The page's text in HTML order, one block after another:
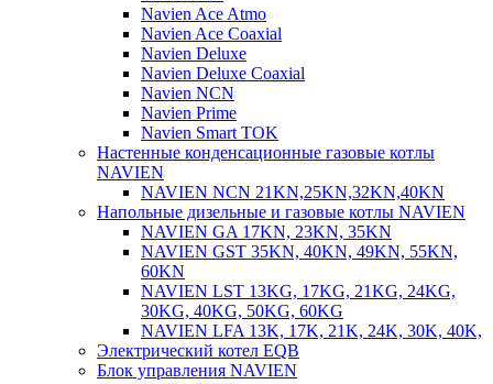
Navien Ace Atmo
Navien Ace Coaxial
Navien Deluxe
Navien Deluxe Coaxial
Navien NCN
Navien Prime
Navien Smart TOK
Настенные конденсационные газовые котлы
NAVIEN
NAVIEN NCN 21KN,25KN,32KN,40KN
Напольные дизельные и газовые котлы NAVIEN
NAVIEN GA 17KN, 23KN, 35KN
NAVIEN GST 35KN, 40KN, 49KN, 55KN,
60KN
NAVIEN LST 13KG, 17KG, 21KG, 24KG,
30KG, 40KG, 50KG, 60KG
NAVIEN LFA 13K, 17K, 21K, 24K, 30K, 40K,
Электрический котел EQB
Блок управления NAVIEN